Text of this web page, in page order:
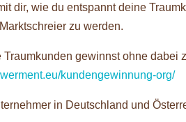
dir, wie du entspannt deine
zu werden.
gewinnst ohne dabei
kundengewinnung-org/
in Deutschland und